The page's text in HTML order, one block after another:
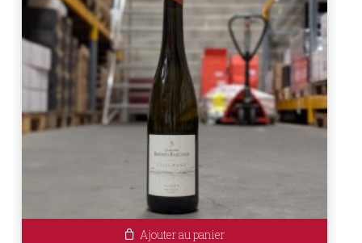
Ajouter au panier